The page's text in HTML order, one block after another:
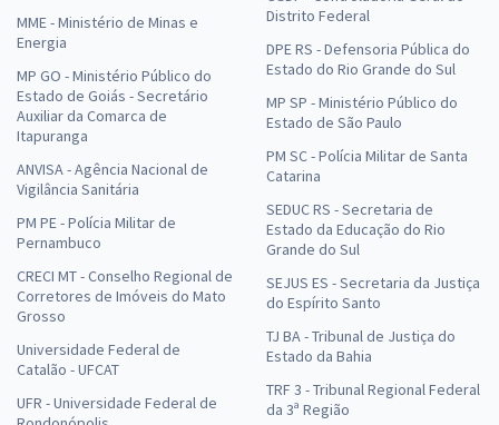
MME - Ministério de Minas e
Energia
MP GO - Ministério Público do
Estado de Goiás - Secretário
Auxiliar da Comarca de
Itapuranga
ANVISA - Agência Nacional de
Vigilância Sanitária
PM PE - Polícia Militar de
Pernambuco
CRECI MT - Conselho Regional de
Corretores de Imóveis do Mato
Grosso
Universidade Federal de
Catalão - UFCAT
UFR - Universidade Federal de
Distrito Federal
DPE RS - Defensoria Pública do
Estado do Rio Grande do Sul
MP SP - Ministério Público do
Estado de São Paulo
PM SC - Polícia Militar de Santa
Catarina
SEDUC RS - Secretaria de
Estado da Educação do Rio
Grande do Sul
SEJUS ES - Secretaria da Justiça
do Espírito Santo
TJ BA - Tribunal de Justiça do
Estado da Bahia
TRF 3 - Tribunal Regional Federal
da 3ª Região